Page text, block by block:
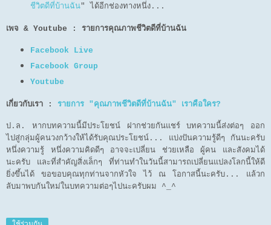
ชีวิตดีที่บ้านฉัน" ได้อีกช่องทางหนึ่ง...
เพจ & Youtube : รายการคุณภาพชีวิตดีที่บ้านฉัน
Facebook Live
Facebook Group
Youtube
เกี่ยวกับเรา : รายการ "คุณภาพชีวิตดีที่บ้านฉัน" เราคือใคร?
ป.ล. หากบทความนี้มีประโยชน์ ฝากช่วยกันแชร์ บทความนี้ส่งต่อๆ ออก
ไปสู่กลุ่มผู้คนวงกว้างให้ได้รับคุณประโยชน์... แบ่งปันความรู้ดีๆ กันนะครับ
หนึ่งความรู้ หนึ่งความคิดดีๆ อาจจะเปลี่ยน ช่วยเหลือ ผู้คน และสังคมได้
นะครับ และที่สำคัญสิ่งเล็กๆ ที่ท่านทำในวันนี้สามารถเปลี่ยนแปลงโลกนี้ให้ดี
ยิ่งขึ้นได้ ขอขอบคุณทุกท่านจากหัวใจ ไว้ ณ โอกาสนี้นะครับ... แล้วก
ลับมาพบกันใหม่ในบทความต่อๆไปนะครับผม ^_^